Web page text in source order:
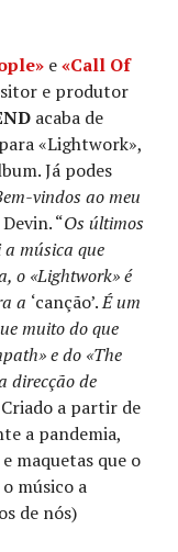
e«Call Of
e produtor
acaba de
«Lightwork»,
Já podes
vindos ao meu
“Os últimos
música que
o «Lightwork» é
a ‘canção’.É um
muito do que
e do «The
direcção de
Criado a partir de
a pandemia,
maquetas que o
músico a
de nós)